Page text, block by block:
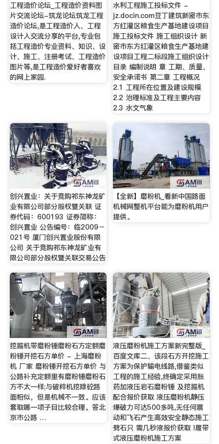
工程造价论坛_工程造价资料图
片交流论坛-筑龙论坛筑龙工程
造价论坛,是工程造价人、工程
设计人交流分享的平台,专业包
括工程造价专业资料、知识、设
计、施工、注册考试、工程造价
图片等,是工程造价爱好者喜欢
的网上家园.
水利工程施工投标文件 -
jz.docin.com豆丁建筑新密市东
方红灌区粮食生产基地建设项目
施工投标文件 施工组织设计 新
密市东方红灌区粮食生产基地建
设项目工程二标段施工组织设计
目录 编制说明 章 工期、质量、
安全承诺书 第二章 工程概况
2.1 工程所在位置及建设规模
2.2 治理标准及工程主要内容
2.3 水文气象
创兴置业：关于竞购祁东神龙矿
业有限公司部分股权暨关联 证
券代码：600193 证券简称：
创兴置业 公告编号：临2009－
021号 厦门创兴置业股份有限
公司 关于竞购祁东神龙矿业有
限公司部分股权暨关联交易公告
【全新】磨粉机_看新中国路面
机械网整机平台能为磨粉机用户
提供。
挖掘机带磨粉锤磨粉石方定额磨
粉锤开挖石方单价 - 上海磨粉
机 厂家 磨粉锤开挖石方单价 与
公路补充定额里有磨粉锤磨粉石
方不太一样;与破粹机挖除砼路
面相似，但是机械不一致。应该
套取哪一项子目比较合理。答北
京市公路 …
液压磨粉机施工方案新完整版_
百度文库二、该段石方开挖施工
方案为保护输电线路,借鉴类似
工程的施工经验,终确定采用胀
药加液压岩石磨粉锤 及挖掘机
配合报价获取 液压磨粉机静压
爆破力可达500多吨,无任何震
动和飞石产生高效安全静态施工
劈石只 需几秒液报价获取 !履带
式液压磨粉机施工方案